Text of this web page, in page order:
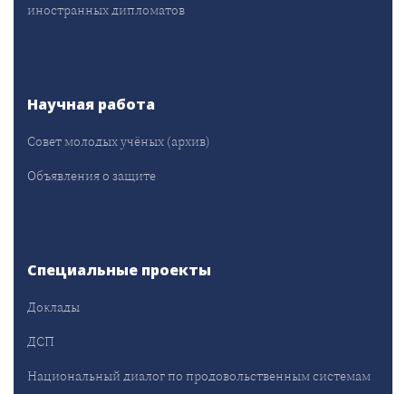
иностранных дипломатов
Научная работа
Совет молодых учёных (архив)
Объявления о защите
Специальные проекты
Доклады
ДСП
Национальный диалог по продовольственным системам